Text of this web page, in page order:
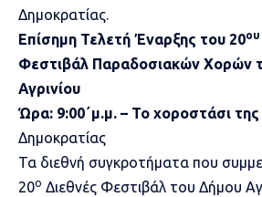
Δημοκρατίας.
Επίσημη Τελετή Έναρξης του 20ου
Φεστιβάλ Παραδοσιακών Χορών
Αγρινίου
Ώρα: 9:00΄μ.μ. – Το χοροστάσι της
Δημοκρατίας
Τα διεθνή συγκροτήματα που
20ο Διεθνές Φεστιβάλ του Δήμου